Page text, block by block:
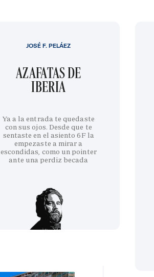
AZAFATAS DE
IBERIA
Ya a la entrada te quedaste
con sus ojos. Desde que te
sentaste en el asiento 6F la
empezaste a mirar a
escondidas, como un pointer
ante una perdiz becada
JOSÉ F. PELÁEZ